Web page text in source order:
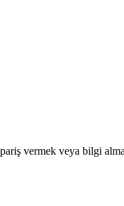
vermek veya bilgi